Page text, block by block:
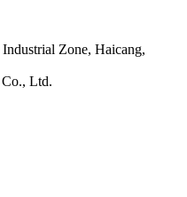
Zone, Haicang,
Ltd.